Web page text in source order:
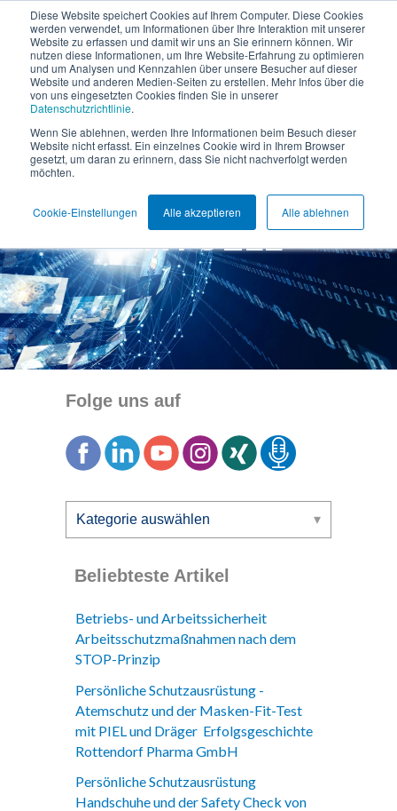
Diese Website speichert Cookies auf Ihrem Computer. Diese Cookies
werden verwendet, um Informationen über Ihre Interaktion mit unserer
Website zu erfassen und damit wir uns an Sie erinnern können. Wir
nutzen diese Informationen, um Ihre Website-Erfahrung zu optimieren
und um Analysen und Kennzahlen über unsere Besucher auf dieser
Website und anderen Medien-Seiten zu erstellen. Mehr Infos über die
von uns eingesetzten Cookies finden Sie in unserer
Datenschutzrichtlinie.
Wenn Sie ablehnen, werden Ihre Informationen beim Besuch dieser
Website nicht erfasst. Ein einzelnes Cookie wird in Ihrem Browser
gesetzt, um daran zu erinnern, dass Sie nicht nachverfolgt werden
möchten.
Cookie-Einstellungen Alle akzeptieren Alle ablehnen
AKTUELL
Folge uns auf
Beliebteste Artikel
Betriebs- und Arbeitssicherheit
Arbeitsschutzmaßnahmen nach dem
STOP-Prinzip
Persönliche Schutzausrüstung -
Atemschutz und der Masken-Fit-Test
mit PIEL und Dräger Erfolgsgeschichte
Rottendorf Pharma GmbH
Persönliche Schutzausrüstung
Handschuhe und der Safety Check von